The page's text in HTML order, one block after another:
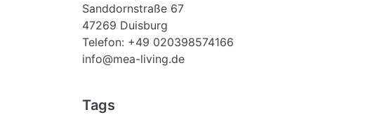
Sanddornstraße 67
47269 Duisburg
Telefon: +49 020398574166
info@mea-living.de
Tags